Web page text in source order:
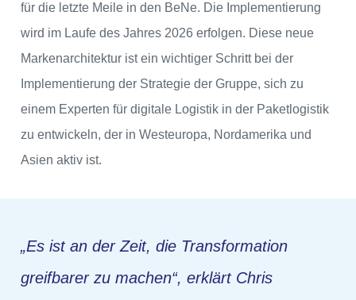
für die letzte Meile in den BeNe. Die Implementierung
wird im Laufe des Jahres 2026 erfolgen. Diese neue
Markenarchitektur ist ein wichtiger Schritt bei der
Implementierung der Strategie der Gruppe, sich zu
einem Experten für digitale Logistik in der Paketlogistik
zu entwickeln, der in Westeuropa, Nordamerika und
Asien aktiv ist.
„Es ist an der Zeit, die Transformation
greifbarer zu machen“, erklärt Chris